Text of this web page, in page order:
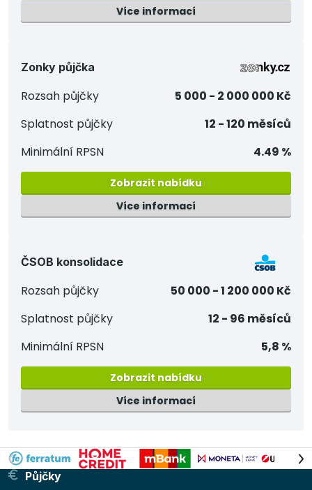
Více informací
Zonky půjčka
Rozsah půjčky
5 000 - 2 000 000 Kč
Splatnost půjčky
12 - 120 měsíců
Minimální RPSN
4.49 %
Zobrazit nabídku
Více informací
ČSOB konsolidace
Rozsah půjčky
50 000 - 1 200 000 Kč
Splatnost půjčky
12 - 96 měsíců
Minimální RPSN
5,8 %
Zobrazit nabídku
Více informací
Půjčky